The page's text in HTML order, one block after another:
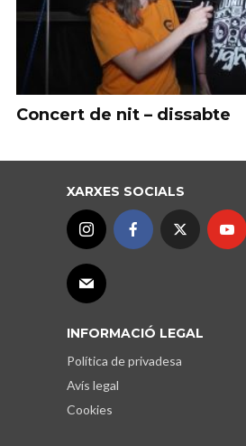
Concert de nit – dissabte
XARXES SOCIALS
INFORMACIÓ LEGAL
Política de privadesa
Avís legal
Cookies